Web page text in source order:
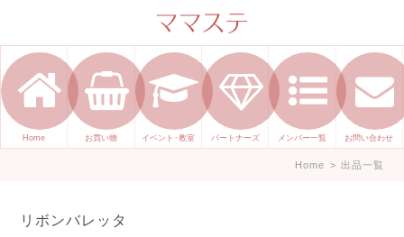
ママのかくれた才能発信します。
手づくり表現ステージ ママステ ハ
ンドメイド（手づくり）やスキル・
センスで表現したいママが集まって
ます。
Home お買い物 イベント･教室 パートナーズ メンバー一覧 お問い合わせ
Home > 出品一覧
リボンバレッタ